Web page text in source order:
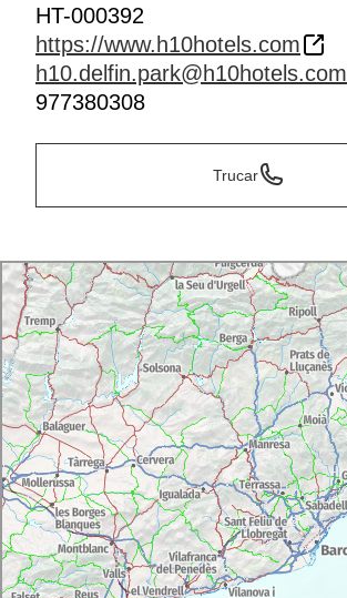
HT-000392
https://www.h10hotels.com
h10.delfin.park@h10hotels.com
977380308
Trucar